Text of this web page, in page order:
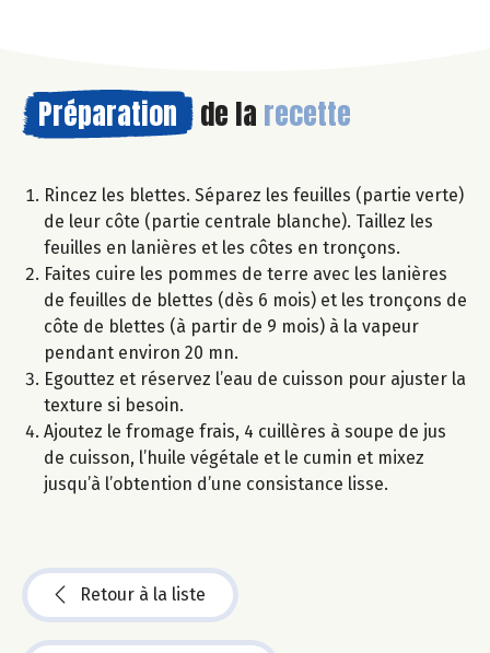
Préparation de la recette
Rincez les blettes. Séparez les feuilles (partie verte)
de leur côte (partie centrale blanche). Taillez les
feuilles en lanières et les côtes en tronçons.
Faites cuire les pommes de terre avec les lanières
de feuilles de blettes (dès 6 mois) et les tronçons de
côte de blettes (à partir de 9 mois) à la vapeur
pendant environ 20 mn.
Egouttez et réservez l’eau de cuisson pour ajuster la
texture si besoin.
Ajoutez le fromage frais, 4 cuillères à soupe de jus
de cuisson, l’huile végétale et le cumin et mixez
jusqu’à l’obtention d’une consistance lisse.
Retour à la liste